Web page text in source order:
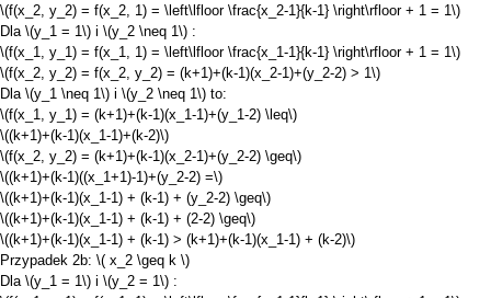
\(f(x_2, y_2) = f(x_2, 1) = \left\lfloor \frac{x_2-1}{k-1} \right\rfloor + 1 = 1\)
Dla \(y_1 = 1\) i \(y_2 \neq 1\) :
\(f(x_1, y_1) = f(x_1, 1) = \left\lfloor \frac{x_1-1}{k-1} \right\rfloor + 1 = 1\)
\(f(x_2, y_2) = f(x_2, y_2) = (k+1)+(k-1)(x_2-1)+(y_2-2) > 1\)
Dla \(y_1 \neq 1\) i \(y_2 \neq 1\) to:
\(f(x_1, y_1) = (k+1)+(k-1)(x_1-1)+(y_1-2) \leq\)
\((k+1)+(k-1)(x_1-1)+(k-2)\)
\(f(x_2, y_2) = (k+1)+(k-1)(x_2-1)+(y_2-2) \geq\)
\((k+1)+(k-1)((x_1+1)-1)+(y_2-2) =\)
\((k+1)+(k-1)(x_1-1) + (k-1) + (y_2-2) \geq\)
\((k+1)+(k-1)(x_1-1) + (k-1) + (2-2) \geq\)
\((k+1)+(k-1)(x_1-1) + (k-1) > (k+1)+(k-1)(x_1-1) + (k-2)\)
Przypadek 2b: \( x_2 \geq k \)
Dla \(y_1 = 1\) i \(y_2 = 1\) :